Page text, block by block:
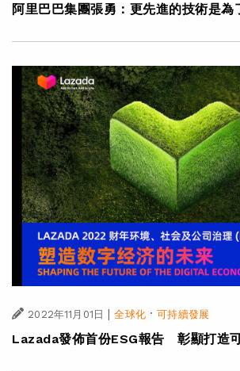
阿里巴巴集團張勇：更先進的技術是為
2022年11月01日 | 全球化·可持續發展
Lazada發佈首份ESG報告 彰顯打造